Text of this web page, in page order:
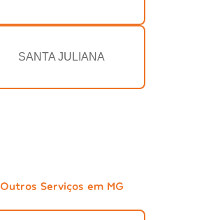
SANTA JULIANA
Outros Serviços em MG